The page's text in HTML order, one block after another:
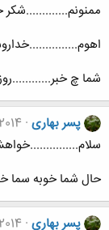
ممنونم.............شکر
شما چ
پسر بهاری
حال شما خوبه سما
پسر بهاری